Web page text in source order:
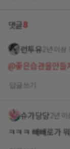
댓글8
런투유2년 이상
@좋은습관을만들
슈가당당2년 이
ㅋㅋㅋ 빼빼로가